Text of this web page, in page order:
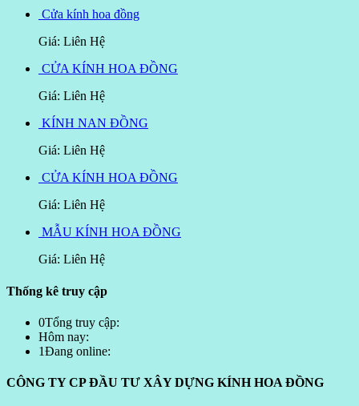
Cửa kính hoa đồng
Giá: Liên Hệ
CỬA KÍNH HOA ĐỒNG
Giá: Liên Hệ
KÍNH NAN ĐỒNG
Giá: Liên Hệ
CỬA KÍNH HOA ĐỒNG
Giá: Liên Hệ
MẪU KÍNH HOA ĐỒNG
Giá: Liên Hệ
Thống kê truy cập
0Tổng truy cập:
Hôm nay:
1Đang online:
CÔNG TY CP ĐẦU TƯ XÂY DỰNG KÍNH HOA ĐỒNG